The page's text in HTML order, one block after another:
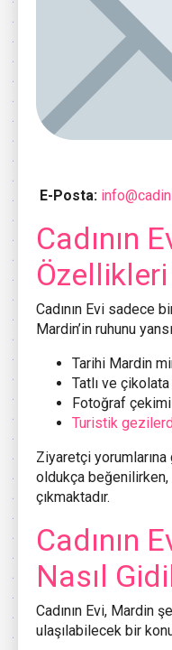
E-Posta:
Cadının
Özellikleri
Cadının Evi sadece
Mardin’in ruhunu
Tarihi Mardin
Tatlı ve çikolata
Fotoğraf
Turistik
Ziyaretçi
oldukça
çıkmaktadır.
Cadının
Nasıl
Cadının Evi, Mardin
ulaşılabilecek bir